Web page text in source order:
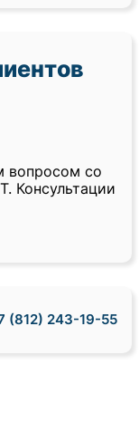
вопросом со
Консультации
(812) 243-19-55